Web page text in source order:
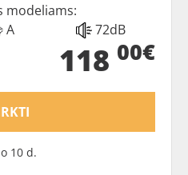
modeliams:
A 72dB
118 00€
10 d.